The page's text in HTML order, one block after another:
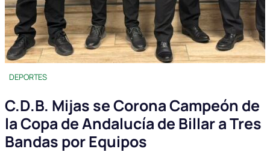
DEPORTES
C.D.B. Mijas se Corona Campeón de
la Copa de Andalucía de Billar a Tres
Bandas por Equipos